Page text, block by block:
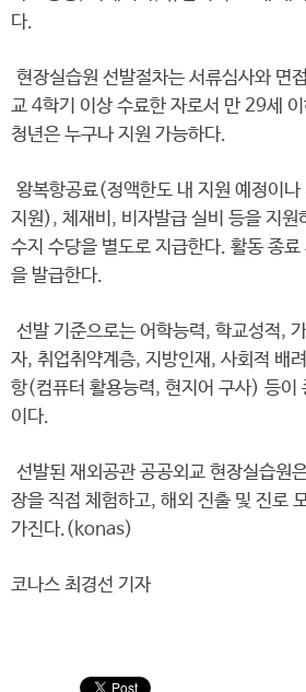
다.
현장실습원 선발절차는 서류심사와 면
교 4학기 이상 수료한 자로서 만 29세
청년은 누구나 지원 가능하다.
왕복항공료(정액한도 내 지원 예정이나
지원), 체재비, 비자발급 실비 등을 지원
수지 수당을 별도로 지급한다. 활동 종
을 발급한다.
선발 기준으로는 어학능력, 학교성적,
자, 취업취약계층, 지방인재, 사회적 배
항(컴퓨터 활용능력, 현지어 구사) 등이
이다.
선발된 재외공관 공공외교 현장실습원
장을 직접 체험하고, 해외 진출 및 진로
가진다.(konas)
코나스 최경선 기자